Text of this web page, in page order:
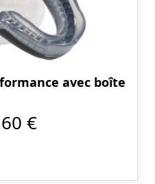
avec boîte
€